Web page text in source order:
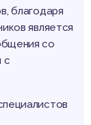
благодаря
является
со
с